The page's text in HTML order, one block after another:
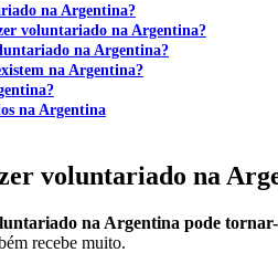
na Argentina?
voluntariado na Argentina?
na Argentina?
na Argentina?
na Argentina
voluntariado na
na Argentina pode
recebe muito.